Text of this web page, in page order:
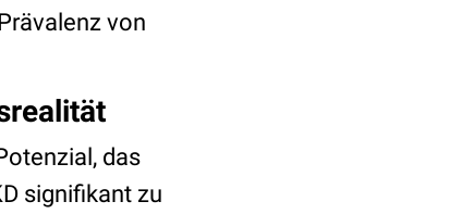
von
das
signifikant zu